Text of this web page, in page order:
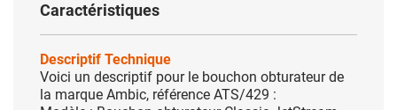
Caractéristiques
Descriptif Technique
Voici un descriptif pour le bouchon obturateur de
la marque Ambic, référence ATS/429 :